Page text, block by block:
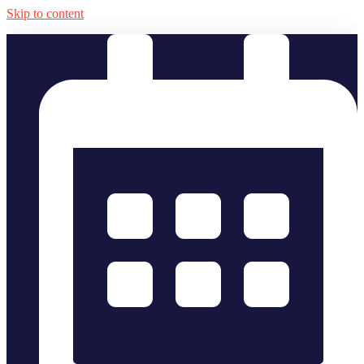
Skip to content